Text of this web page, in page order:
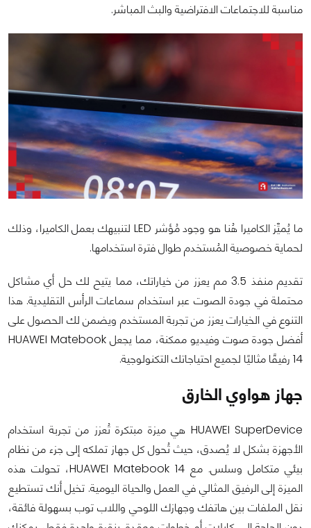
مناسبة للاجتماعات الافتراضية والبث المباشر.
ما يُميِّز الكاميرا هُنا هو وجود مُؤشر LED لتنبيهك بعمل الكاميرا، وذلك
لحماية خصوصية المُستخدم طوال فترة استخدامها.
تقديم منفذ 3.5 مم يعزز من خياراتك، مما يتيح لك حل أي مشاكل
محتملة في جودة الصوت عبر استخدام سماعات الرأس التقليدية. هذا
التنوع في الخيارات يعزز من تجربة المستخدم ويضمن لك الحصول على
أفضل جودة صوت وفيديو ممكنة، مما يجعل HUAWEI Matebook
14 رفيقًا مثاليًا لجميع احتياجاتك التكنولوجية.
جهاز هواوي الخارق
HUAWEI SuperDevice هي ميزة مبتكرة تُعزز من تجربة استخدام
الأجهزة بشكل لا يُصدق، حيث تُحول كل جهاز تملكه إلى جزء من نظام
بيئي متكامل وسلس. مع HUAWEI Matebook 14، تحولت هذه
الميزة إلى الرفيق المثالي في العمل والحياة اليومية. تخيل أنك تستطيع
نقل الملفات بين هاتفك وجهازك اللوحي واللاب توب بسهولة فائقة،